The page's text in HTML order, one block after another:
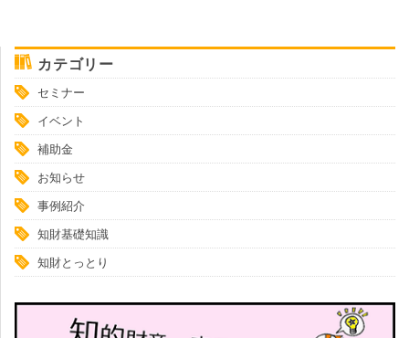
カテゴリー
セミナー
イベント
補助金
お知らせ
事例紹介
知財基礎知識
知財とっとり